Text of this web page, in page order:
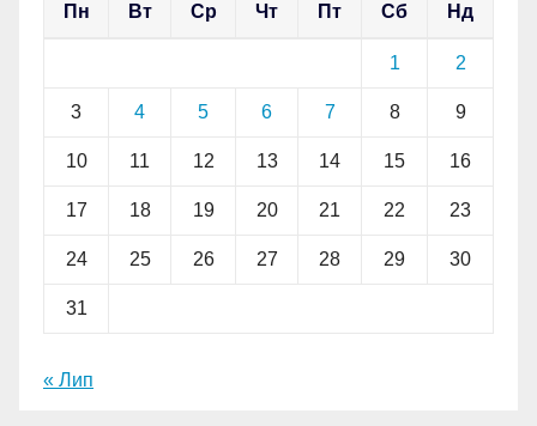
Пн Вт Ср Чт Пт Сб Нд
1 2
3 4 5 6 7 8 9
10 11 12 13 14 15 16
17 18 19 20 21 22 23
24 25 26 27 28 29 30
31
« Лип